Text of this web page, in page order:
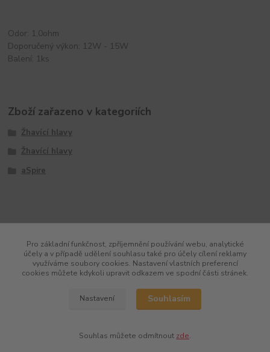
Odor: 1,0ohm
Doporučený výkon: 12W - 15W
Balení: 1ks
Zboží zařazeno v kategoriích
Žhavící hlavy
Žhavící hlavy
aSpire
Pro základní funkčnost, zpříjemnění používání webu, analytické
účely a v případě udělení souhlasu také pro účely cílení reklamy
využíváme soubory cookies. Nastavení vlastních preferencí
cookies můžete kdykoli upravit odkazem ve spodní části stránek.
Nastavení Souhlasím
Souhlas můžete odmítnout zde.